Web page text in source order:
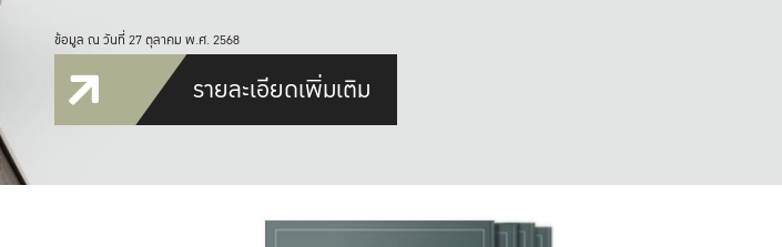
ข้อมูล ณ วันที่ 27 ตุลาคม พ.ศ. 2568
รายละเอียดเพิ่มเติม